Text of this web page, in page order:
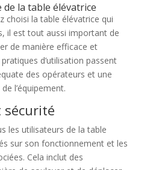
la table élévatrice
choisi la table élévatrice qui
il est tout aussi important de
de manière efficace et
d’utilisation passent
des opérateurs et une
l’équipement.
sécurité
les utilisateurs de la table
sur son fonctionnement et les
Cela inclut des